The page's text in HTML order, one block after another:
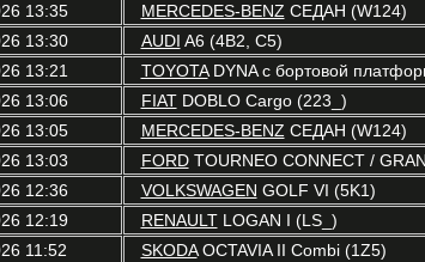
13:35 MERCEDES-BENZСЕДАН (W124)
13:30 AUDI A6 (4B2, C5)
13:21 TOYOTADYNA c бортовой
13:06 FIATDOBLO Cargo (223_)
13:05 MERCEDES-BENZСЕДАН (W124)
13:03 FORDTOURNEO CONNECT /
12:36 VOLKSWAGEN GOLF VI (5K1)
12:19 RENAULTLOGAN I (LS_)
11:52 SKODAOCTAVIA II Combi (1Z5)